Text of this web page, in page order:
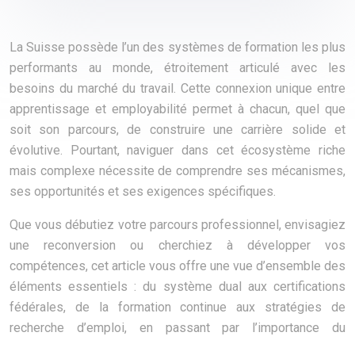
La Suisse possède l’un des systèmes de formation les plus
performants au monde, étroitement articulé avec les
besoins du marché du travail. Cette connexion unique entre
apprentissage et employabilité permet à chacun, quel que
soit son parcours, de construire une carrière solide et
évolutive. Pourtant, naviguer dans cet écosystème riche
mais complexe nécessite de comprendre ses mécanismes,
ses opportunités et ses exigences spécifiques.
Que vous débutiez votre parcours professionnel, envisagiez
une reconversion ou cherchiez à développer vos
compétences, cet article vous offre une vue d’ensemble des
éléments essentiels : du système dual aux certifications
fédérales, de la formation continue aux stratégies de
recherche d’emploi, en passant par l’importance du